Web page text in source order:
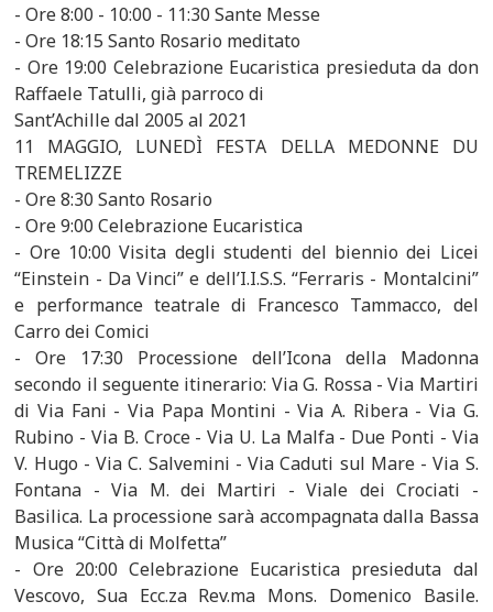
- Ore 8:00 - 10:00 - 11:30 Sante Messe
- Ore 18:15 Santo Rosario meditato
- Ore 19:00 Celebrazione Eucaristica presieduta da don
Raffaele Tatulli, già parroco di
Sant’Achille dal 2005 al 2021
11 MAGGIO, LUNEDÌ FESTA DELLA MEDONNE DU
TREMELIZZE
- Ore 8:30 Santo Rosario
- Ore 9:00 Celebrazione Eucaristica
- Ore 10:00 Visita degli studenti del biennio dei Licei
“Einstein - Da Vinci” e dell’I.I.S.S. “Ferraris - Montalcini”
e performance teatrale di Francesco Tammacco, del
Carro dei Comici
- Ore 17:30 Processione dell’Icona della Madonna
secondo il seguente itinerario: Via G. Rossa - Via Martiri
di Via Fani - Via Papa Montini - Via A. Ribera - Via G.
Rubino - Via B. Croce - Via U. La Malfa - Due Ponti - Via
V. Hugo - Via C. Salvemini - Via Caduti sul Mare - Via S.
Fontana - Via M. dei Martiri - Viale dei Crociati -
Basilica. La processione sarà accompagnata dalla Bassa
Musica “Città di Molfetta”
- Ore 20:00 Celebrazione Eucaristica presieduta dal
Vescovo, Sua Ecc.za Rev.ma Mons. Domenico Basile.